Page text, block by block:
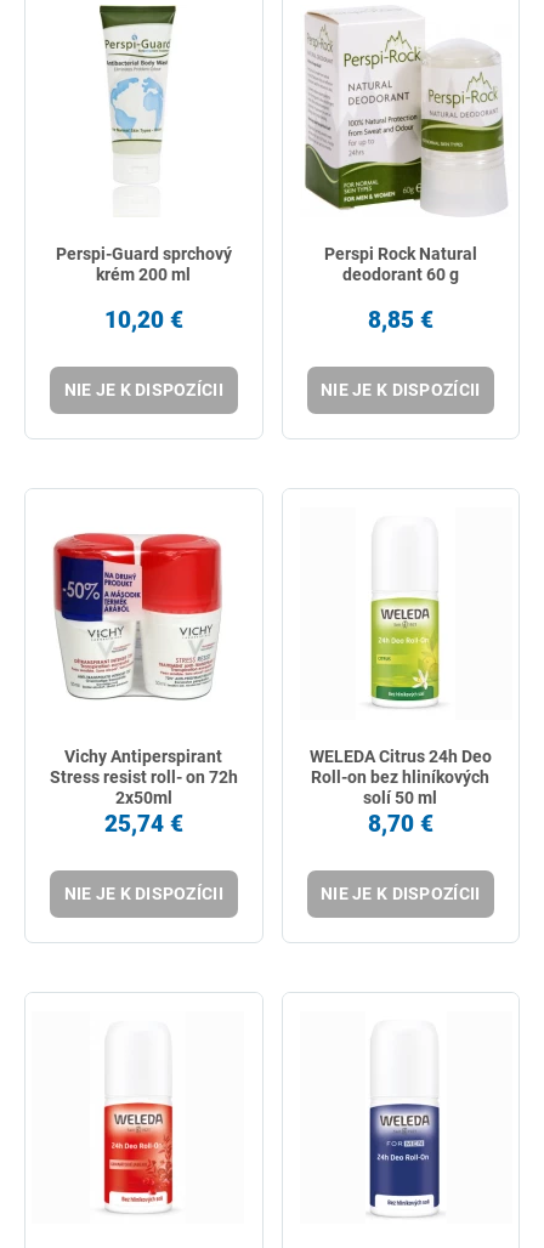
Perspi-Guard sprchový
krém 200 ml
10,20 €
NIE JE K DISPOZÍCII
Perspi Rock Natural
deodorant 60 g
8,85 €
NIE JE K DISPOZÍCII
Vichy Antiperspirant
Stress resist roll- on 72h
2x50ml
25,74 €
NIE JE K DISPOZÍCII
WELEDA Citrus 24h Deo
Roll-on bez hliníkových
solí 50 ml
8,70 €
NIE JE K DISPOZÍCII